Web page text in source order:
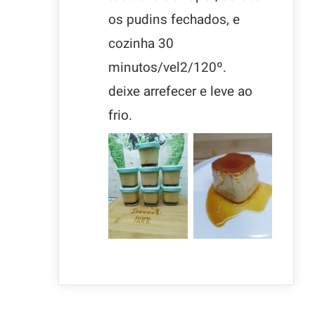
os pudins fechados, e
cozinha 30
minutos/vel2/120º.
deixe arrefecer e leve ao
frio.